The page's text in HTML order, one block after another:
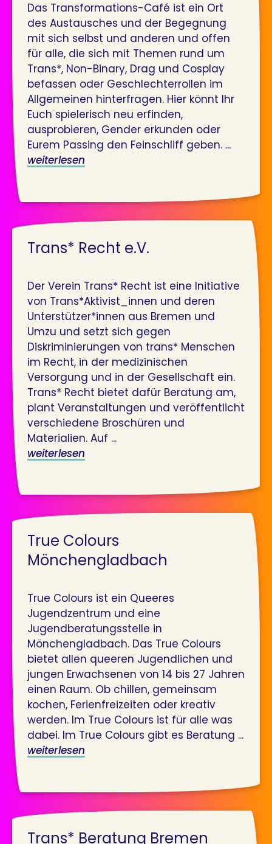
Das Transformations-Café ist ein Ort
des Austausches und der Begegnung
mit sich selbst und anderen und offen
für alle, die sich mit Themen rund um
Trans*, Non-Binary, Drag und Cosplay
befassen oder Geschlechterrollen im
Allgemeinen hinterfragen. Hier könnt Ihr
Euch spielerisch neu erfinden,
ausprobieren, Gender erkunden oder
Eurem Passing den Feinschliff geben. ...
weiterlesen
Trans* Recht e.V.
Der Verein Trans* Recht ist eine Initiative
von Trans*Aktivist_innen und deren
Unterstützer*innen aus Bremen und
Umzu und setzt sich gegen
Diskriminierungen von trans* Menschen
im Recht, in der medizinischen
Versorgung und in der Gesellschaft ein.
Trans* Recht bietet dafür Beratung am,
plant Veranstaltungen und veröffentlicht
verschiedene Broschüren und
Materialien. Auf ...
weiterlesen
True Colours
Mönchengladbach
True Colours ist ein Queeres
Jugendzentrum und eine
Jugendberatungsstelle in
Mönchengladbach. Das True Colours
bietet allen queeren Jugendlichen und
jungen Erwachsenen von 14 bis 27 Jahren
einen Raum. Ob chillen, gemeinsam
kochen, Ferienfreizeiten oder kreativ
werden. Im True Colours ist für alle was
dabei. Im True Colours gibt es Beratung ...
weiterlesen
Trans* Beratung Bremen